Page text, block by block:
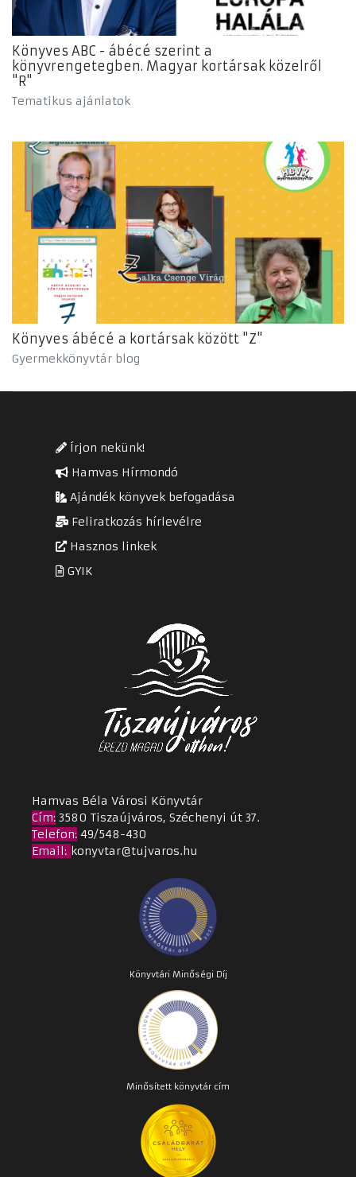
Könyves ABC - ábécé szerint a
könyvrengetegben. Magyar kortársak közelről
"R"
Tematikus ajánlatok
Könyves ábécé a kortársak között "Z"
Gyermekkönyvtár blog
Írjon nekünk!
Hamvas Hírmondó
Ajándék könyvek befogadása
Feliratkozás hírlevélre
Hasznos linkek
GYIK
Hamvas Béla Városi Könyvtár
Cím: 3580 Tiszaújváros, Széchenyi út 37.
Telefon: 49/548-430
Email : konyvtar@tujvaros.hu
Könyvtári Minőségi Díj
Minősített könyvtár cím